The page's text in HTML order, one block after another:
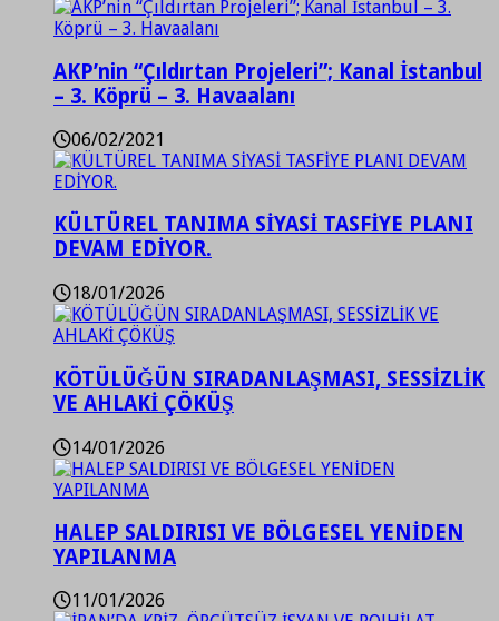
AKP’nin “Çıldırtan Projeleri”; Kanal İstanbul
– 3. Köprü – 3. Havaalanı
06/02/2021
KÜLTÜREL TANIMA SİYASİ TASFİYE PLANI
DEVAM EDİYOR.
18/01/2026
KÖTÜLÜĞÜN SIRADANLAŞMASI, SESSİZLİK
VE AHLAKİ ÇÖKÜŞ
14/01/2026
HALEP SALDIRISI VE BÖLGESEL YENİDEN
YAPILANMA
11/01/2026